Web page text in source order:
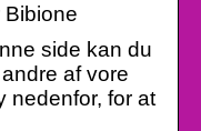
Bibione
side kan du
af vore
for at